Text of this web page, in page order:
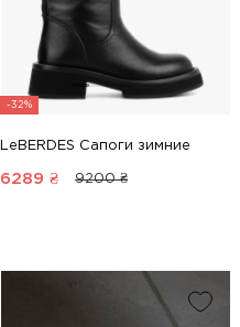
-32%
LeBERDES Сапоги зимние
6289 ₴ 9200 ₴